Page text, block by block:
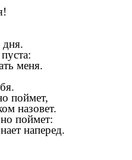
меня.
поймет,
назовет.
поймет:
наперед.